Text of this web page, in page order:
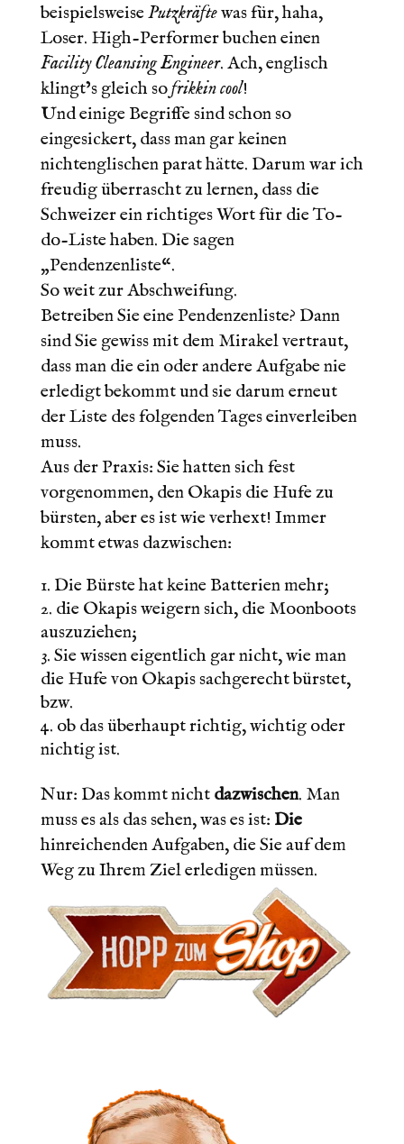
beispielsweisePutzkräftewas für, haha,
Loser. High-Performer buchen einen
Facility Cleansing Engineer. Ach, englisch
klingt’s gleich sofrikkin cool!
Und einige Begriffe sind schon so
eingesickert, dass man gar keinen
nichtenglischen parat hätte. Darum war ich
freudig überrascht zu lernen, dass die
Schweizer ein richtiges Wort für die To-
do-Liste haben. Die sagen
„Pendenzenliste“.
So weit zur Abschweifung.
Betreiben Sie eine Pendenzenliste? Dann
sind Sie gewiss mit dem Mirakel vertraut,
dass man die ein oder andere Aufgabe nie
erledigt bekommt und sie darum erneut
der Liste des folgenden Tages einverleiben
muss.
Aus der Praxis: Sie hatten sich fest
vorgenommen, den Okapis die Hufe zu
bürsten, aber es ist wie verhext! Immer
kommt etwas dazwischen:
Die Bürste hat keine Batterien mehr;
die Okapis weigern sich, die Moonboots
auszuziehen;
Sie wissen eigentlich gar nicht, wie man
die Hufe von Okapis sachgerecht bürstet,
bzw.
ob das überhaupt richtig, wichtig oder
nichtig ist.
Nur: Das kommt nicht dazwischen. Man
muss es als das sehen, was es ist: Die
hinreichenden Aufgaben, die Sie auf dem
Weg zu Ihrem Ziel erledigen müssen.